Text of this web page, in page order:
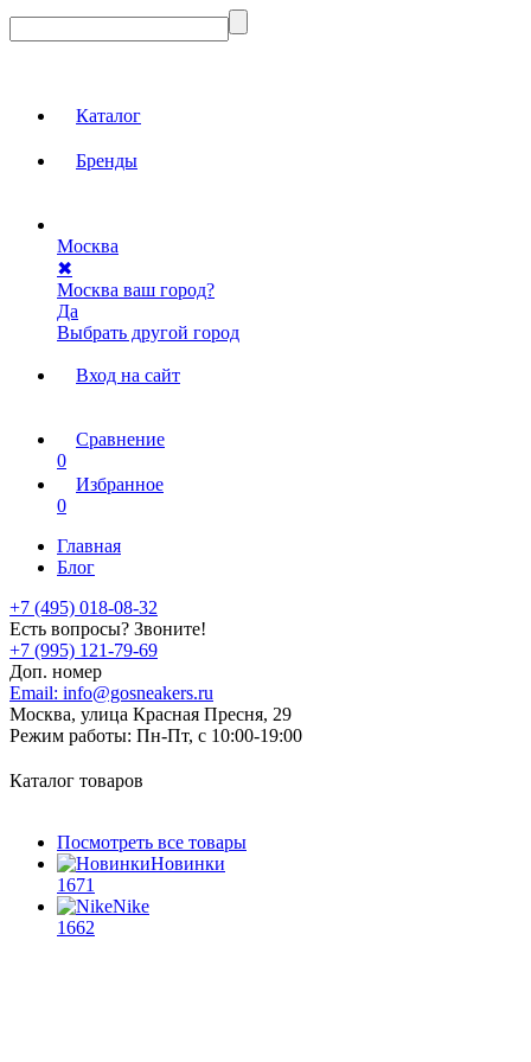
Каталог
Бренды
Москва
✖
Москва ваш город?
Да
Выбрать другой город
Вход на сайт
Сравнение
0
Избранное
0
Главная
Блог
+7 (495) 018-08-32
Есть вопросы? Звоните!
+7 (995) 121-79-69
Доп. номер
Email: info@gosneakers.ru
Москва, улица Красная Пресня, 29
Режим работы: Пн-Пт, с 10:00-19:00
Каталог товаров
Посмотреть все товары
Новинки
1671
Nike
1662